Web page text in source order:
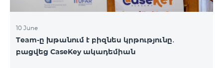
10 June
Team-ը խթանում է բիզնես կրթությունը․
բացվեց CaseKey ակադեմիան